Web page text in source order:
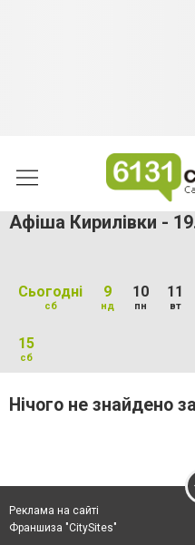
Афіша Кирилівки -
Сьогодні
сб
9
нд
10
пн
11
вт
15
сб
Нічого не знайдено
Реклама на сайті
Франшиза "CitySites"